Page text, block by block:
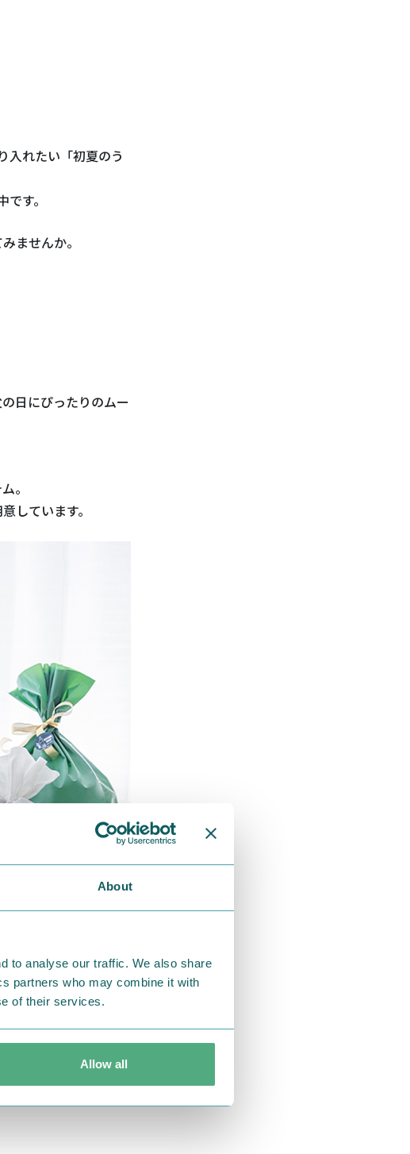
About
to analyse our traffic. We also share
partners who may combine it with
of their services.
Allow all
入れたい「初夏のう
す。
ませんか。
日にぴったりのムー
。
しています。